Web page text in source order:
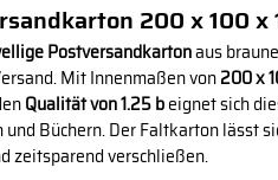
200 x 100
Postversandkartonaus
Mit Innenmaßen von200 x
Qualität von 1.25 beignet sich
und Büchern. Der Faltkarton lässt
zeitsparend verschließen.